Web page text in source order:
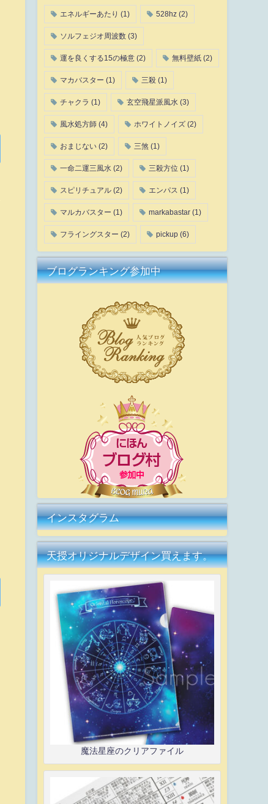
エネルギーあたり (1) 528hz(2)
ソルフェジオ周波数(3)
運を良くする15の極意(2) 無料壁紙(2)
マカバスター (1) 三殺(1)
チャクラ (1) 玄空飛星派風水 (3)
風水処方師(4) ホワイトノイズ(2)
おまじない(2) 三煞(1)
一命二運三風水 (2) 三殺方位 (1)
スピリチュアル(2) エンパス (1)
マルカバスター (1) markabastar(1)
フライングスター (2) pickup(6)
ブログランキング参加中
インスタグラム
天授オリジナルデザイン買えます。
魔法星座のクリアファイル